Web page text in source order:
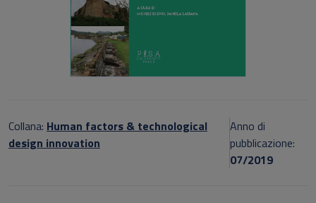
Collana: Human factors & technological
design innovation
Anno di
pubblicazione:
07/2019